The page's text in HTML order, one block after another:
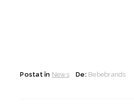
Postat în News De: Bebebrands